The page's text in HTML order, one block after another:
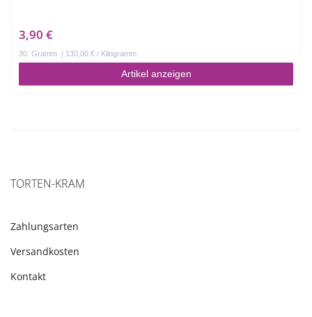
3,90 €
30 Gramm | 130,00 € / Kilogramm
Artikel anzeigen
TORTEN-KRAM
Zahlungsarten
Versandkosten
Kontakt